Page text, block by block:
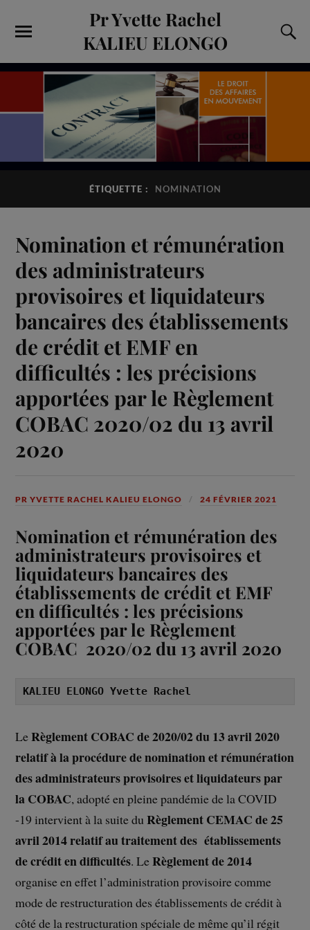
Pr Yvette Rachel
KALIEU ELONGO
ÉTIQUETTE : NOMINATION
Nomination et rémunération
des administrateurs
provisoires et liquidateurs
bancaires des établissements
de crédit et EMF en
difficultés : les précisions
apportées par le Règlement
COBAC 2020/02 du 13 avril
2020
PR YVETTE RACHEL KALIEU ELONGO 24 FÉVRIER 2021
Nomination et rémunération des
administrateurs provisoires et
liquidateurs bancaires des
établissements de crédit et EMF
en difficultés : les précisions
apportées par le Règlement
COBAC 2020/02 du 13 avril 2020
KALIEU ELONGO Yvette Rachel
LeRèglement COBAC de 2020/02 du 13 avril 2020
relatif à la procédure de nomination et rémunération
des administrateurs provisoires et liquidateurs par
la COBAC, adopté en pleine pandémie de la COVID
-19 intervient à la suite duRèglement CEMAC de 25
avril 2014 relatif au traitement des établissements
de crédit en difficultés. LeRèglement de 2014
organise en effet l’administration provisoire comme
mode de restructuration des établissements de crédit à
côté de la restructuration spéciale de même qu’il régit